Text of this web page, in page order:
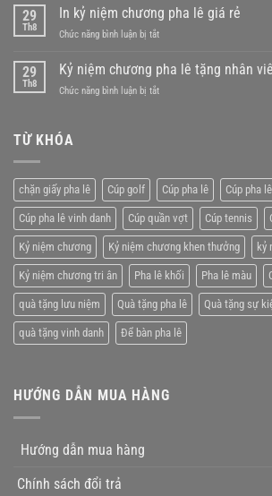
tặng
pha
lê
quà
sự
29
Th8
In kỷ niệm chương pha lê giá rẻ
Chức năng bình luận bị tắtở
kỷ
chương
29
Th8
Kỷ niệm chương pha lê tặng nhân
Chức năng bình luận bị tắtở
tặng
nhân
viên
xuất
xắc
TỪ KHÓA
chặn giấy pha lê Cúp golf Cúp pha lê Cúp pha
Cúp pha lê vinh danh Cúp quần vợt Cúp tennis
Kỷ niệm chương Kỷ niệm chương khen thưởng kỷ
Kỷ niệm chương tri ân Pha lê khối Pha lê màu
quà tặng lưu niệm Quà tặng pha lê Quà tặng sự
quà tặng vinh danh Để bàn pha lê
HƯỚNG DẪN MUA HÀNG
Hướng dẫn mua hàng
Chính sách đổi trả